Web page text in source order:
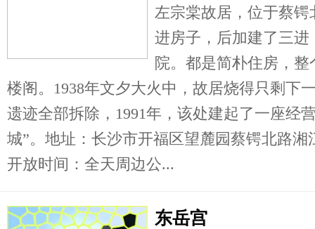
左宗棠故居，位于蔡
进房子，后加建了三
院。都是简朴住房，
楼阁。1938年文夕大火中，故居烧得只剩下
遗迹全部拆除，1991年，该处建起了一座经
城”。地址：长沙市开福区望麓园蔡锷北路
开放时间：全天周边公...
东岳宫